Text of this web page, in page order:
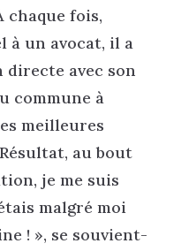
chaque fois,
à un avocat, il a
avec son
commune à
meilleures
au bout
je me suis
malgré moi
! », se souvient-